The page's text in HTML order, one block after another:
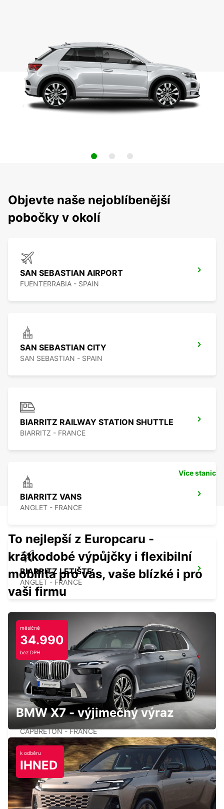
Objevte naše nejoblíbenější
pobočky v okolí
SAN SEBASTIAN AIRPORT
FUENTERRABIA - SPAIN
SAN SEBASTIAN CITY
SAN SEBASTIAN - SPAIN
BIARRITZ RAILWAY STATION SHUTTLE
BIARRITZ - FRANCE
BIARRITZ VANS
ANGLET - FRANCE
BIARRITZ LETIŠTE
ANGLET - FRANCE
BIARRITZ TARNOS
TARNOS - FRANCE
CAPBRETON HOSSEGOR
CAPBRETON - FRANCE
PAMPLONA
PAMPLONA - SPAIN
Více stanic
To nejlepší z Europcaru -
krátkodobé výpůjčky i flexibilní
mobilita pro vás, vaše blízké i pro
vaši firmu
měsíčně
34.990
bez DPH
BMW X7 - výjimečný výraz
k odběru
IHNED